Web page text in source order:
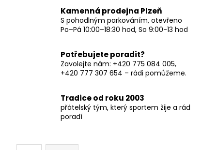
Kamenná prodejna Plzeň
S pohodlným parkováním, otevřeno
Po–Pá 10:00–18:30 hod, So 9:00-13 hod
Potřebujete poradit?
Zavolejte nám: +420 775 084 005,
+420 777 307 654 – rádi pomůžeme.
Tradice od roku 2003
přátelský tým, který sportem žije a rád
poradí